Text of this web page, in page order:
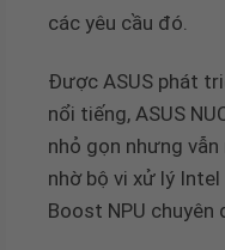
các yêu cầu đó.
Được ASUS phát
nổi tiếng, ASUS
nhỏ gọn nhưng
nhờ bộ vi xử lý
Boost NPU chuyên